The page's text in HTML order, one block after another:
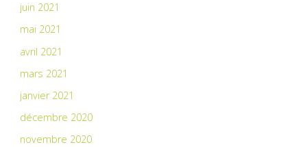
juin 2021
mai 2021
avril 2021
mars 2021
janvier 2021
décembre 2020
novembre 2020